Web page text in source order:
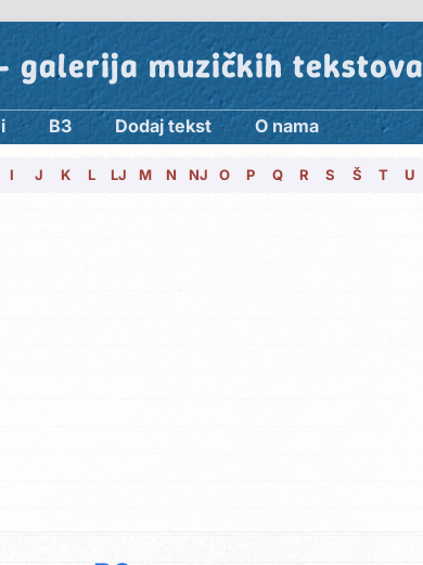
galerija muzičkih tekstova
B3 Dodaj tekst O nama
I J K L LJ M N NJ O P Q R S Š T U